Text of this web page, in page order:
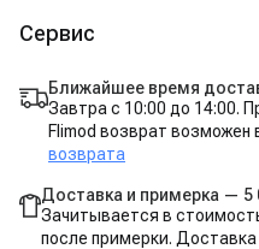
Сервис
Ближайшее время
Завтра с 10:00 до 14:00.
Flimod возврат возможен
возврата
Доставка и примерка — 5
Зачитывается в
после примерки.